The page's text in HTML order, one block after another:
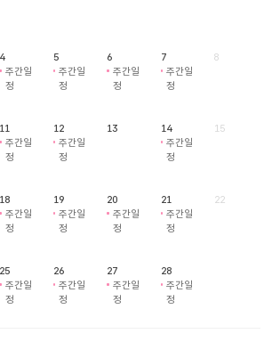
4
주간일
정
5
주간일
정
6
주간일
정
7
주간일
정
8
11
주간일
정
12
주간일
정
13
14
주간일
정
15
18
주간일
정
19
주간일
정
20
주간일
정
21
주간일
정
22
25
주간일
정
26
주간일
정
27
주간일
정
28
주간일
정